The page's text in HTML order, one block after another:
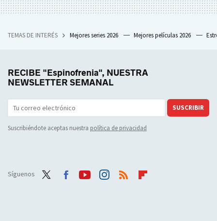
TEMAS DE INTERÉS Mejores series 2026 Mejores películas 2026
RECIBE "Espinofrenia", NUESTRA
NEWSLETTER SEMANAL
SUSCRIBIR
Suscribiéndote aceptas nuestra política de privacidad
Síguenos